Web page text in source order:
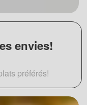
envies!
préférés!